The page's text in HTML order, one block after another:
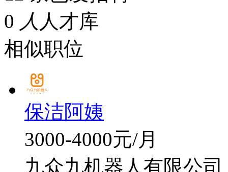
0 人 人才库
相似职位
保洁阿姨
3000-4000元/月
九众九机器人有限公司